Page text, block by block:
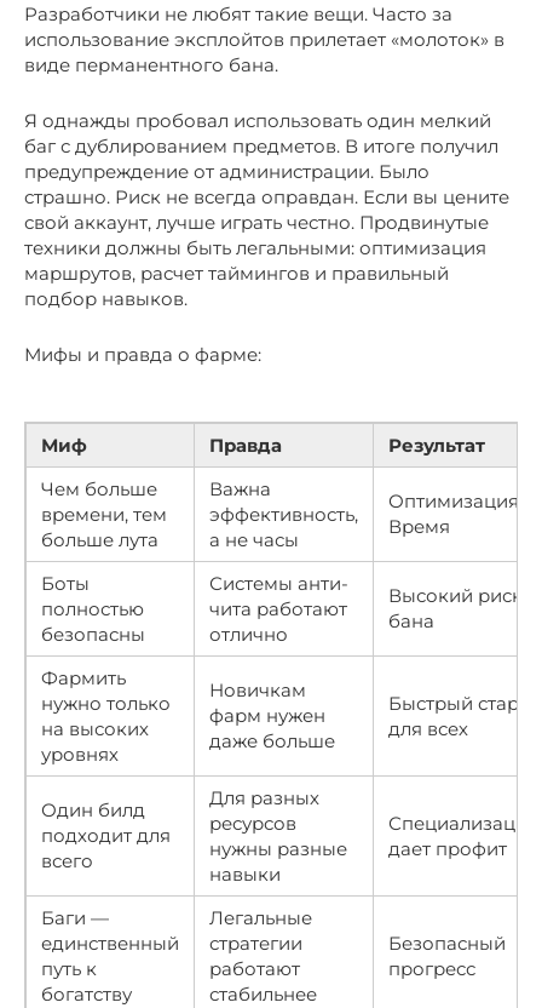
Разработчики не любят такие вещи. Часто за
использование эксплойтов прилетает «молоток» в
виде перманентного бана.
Я однажды пробовал использовать один мелкий
баг с дублированием предметов. В итоге получил
предупреждение от администрации. Было
страшно. Риск не всегда оправдан. Если вы цените
свой аккаунт, лучше играть честно. Продвинутые
техники должны быть легальными: оптимизация
маршрутов, расчет таймингов и правильный
подбор навыков.
Мифы и правда о фарме:
Миф Правда
Результат
Чем больше
времени, тем
больше лута
Важна
эффективность,
а не часы
Оптимизация >
Время
Боты
полностью
безопасны
Системы анти-
чита работают
отлично
Высокий риск
бана
Фармить
нужно только
на высоких
уровнях
Новичкам
фарм нужен
даже больше
Быстрый старт
для всех
Один билд
подходит для
всего
Для разных
ресурсов
нужны разные
навыки
Специализация
дает профит
Баги —
единственный
путь к
богатству
Легальные
стратегии
работают
стабильнее
Безопасный
прогресс